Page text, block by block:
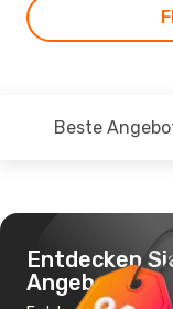
Beste
Entdecken
Angebote